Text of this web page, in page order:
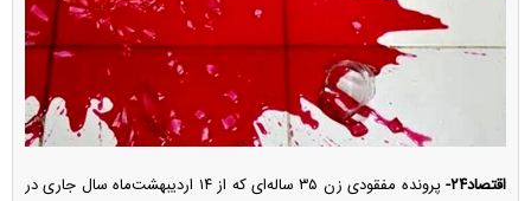
اقتصاد۲۴-
پرونده مفقودی زن ۳۵ ساله‌ای که از ۱۴ اردیبهشت‌ماه سال جاری در